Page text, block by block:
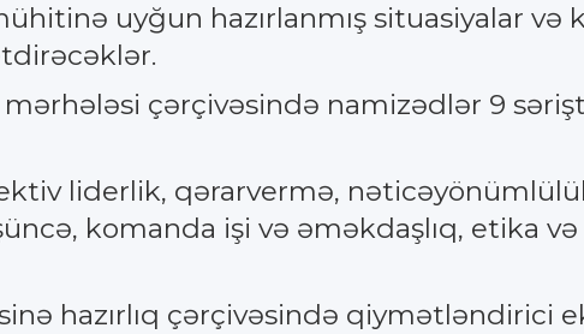
uyğun hazırlanmış situasiyalar və
çərçivəsində namizədlər 9
liderlik, qərarvermə,
komanda işi və əməkdaşlıq, etika
hazırlıq çərçivəsində qiymətləndirici